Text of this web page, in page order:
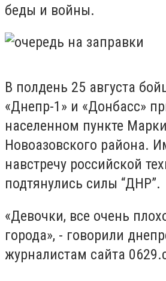
беды и войны.
В полдень 25 августа
«Днепр-1» и «Донбасс»
населенном пункте
Новоазовского района.
навстречу российской
подтянулись силы “ДНР”.
«Девочки, все очень
города», - говорили
журналистам сайта